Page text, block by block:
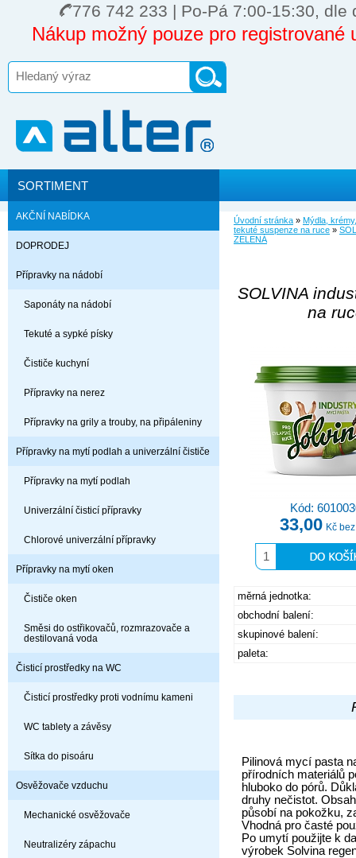
776 742 233 | Po-Pá 7:00-15:30, dle
Nákup možný pouze pro registrované
SORTIMENT
AKČNÍ NABÍDKA
DOPRODEJ
Přípravky na nádobí
Saponáty na nádobí
Tekuté a sypké písky
Čističe kuchyní
Přípravky na nerez
Přípravky na grily a trouby, na připáleniny
Přípravky na mytí podlah a univerzální čističe
Přípravky na mytí podlah
Univerzální čisticí přípravky
Chlorové univerzální přípravky
Přípravky na mytí oken
Čističe oken
Směsi do ostřikovačů, rozmrazovače a
destilovaná voda
Čisticí prostředky na WC
Čisticí prostředky proti vodnímu kameni
WC tablety a závěsy
Sítka do pisoáru
Osvěžovače vzduchu
Mechanické osvěžovače
Neutralizéry zápachu
Úvodní stránka » Mýdla,
tekuté suspenze na ruce »
ZELENÁ
SOLVINA
na
Kód:
33,00 Kč
měrná jednotka:
obchodní balení:
skupinové balení:
paleta:
Pilinová mycí pasta
přírodních materiálů
hluboko do pórů.
druhy nečistot.
působí na pokožku,
Vhodná pro časté
Po umytí použijte k
výrobek Solvina